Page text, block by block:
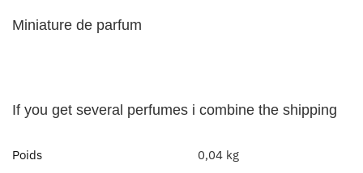
Miniature de parfum
If you get several perfumes i combine the shipping
Poids
0,04 kg